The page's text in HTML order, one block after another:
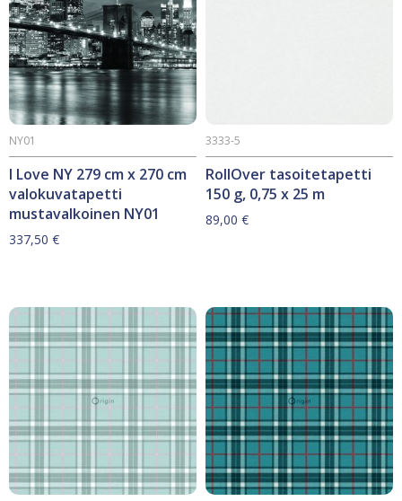
I Love NY 279 cm x 270 cm
valokuvatapetti
mustavalkoinen NY01
NY01
337,50 €
RollOver tasoitetapetti
150 g, 0,75 x 25 m
3333-5
89,00 €